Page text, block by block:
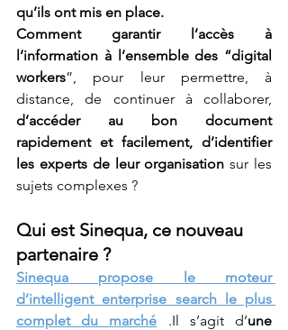
qu’ils ont mis en place.
Comment garantir l’accès à
l’information à l’ensemble des “digital
workers”, pour leur permettre, à
d’accéder au bon document
rapidement et facilement, d’identifier
les experts de leur organisation sur les
sujets complexes ?
Qui est Sinequa, ce nouveau
partenaire ?
Sinequa propose le moteur
d’intelligent enterprise search le plus
complet du marché .Il s’agit d’une